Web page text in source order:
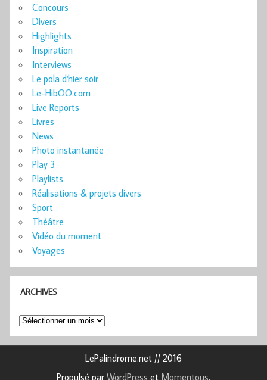
Concours
Divers
Highlights
Inspiration
Interviews
Le pola d'hier soir
Le-HibOO.com
Live Reports
Livres
News
Photo instantanée
Play 3
Playlists
Réalisations & projets divers
Sport
Théâtre
Vidéo du moment
Voyages
ARCHIVES
Archives
LePalindrome.net // 2016
Propulsé par WordPress et Momentous.